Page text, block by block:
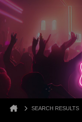
SEARCH RESULTS